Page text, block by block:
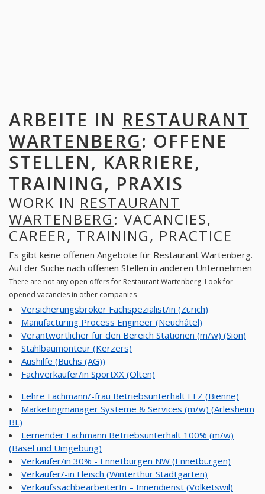
ARBEITE IN RESTAURANT
WARTENBERG: OFFENE
STELLEN, KARRIERE,
TRAINING, PRAXIS
WORK IN RESTAURANT
WARTENBERG: VACANCIES,
CAREER, TRAINING, PRACTICE
Es gibt keine offenen Angebote für Restaurant Wartenberg.
Auf der Suche nach offenen Stellen in anderen Unternehmen
There are not any open offers for Restaurant Wartenberg. Look for
opened vacancies in other companies
Versicherungsbroker Fachspezialist/in (Zürich)
Manufacturing Process Engineer (Neuchâtel)
Verantwortlicher für den Bereich Stationen (m/w) (Sion)
Stahlbaumonteur (Kerzers)
Aushilfe (Buchs (AG))
Fachverkäufer/in SportXX (Olten)
Lehre Fachmann/-frau Betriebsunterhalt EFZ (Bienne)
Marketingmanager Systeme & Services (m/w) (Arlesheim
BL)
Lernender Fachmann Betriebsunterhalt 100% (m/w)
(Basel und Umgebung)
Verkäufer/in 30% - Ennetbürgen NW (Ennetbürgen)
Verkäufer/-in Fleisch (Winterthur Stadtgarten)
VerkaufssachbearbeiterIn – Innendienst (Volketswil)